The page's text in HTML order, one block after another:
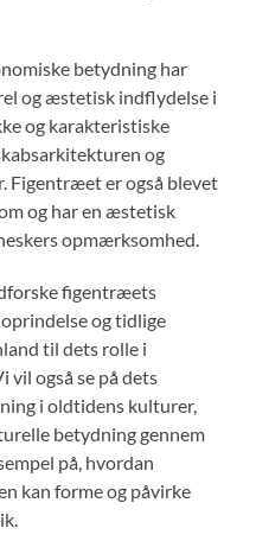
betydning har
og æstetisk indflydelse i
og karakteristiske
og
Figentræet er også blevet
og har en æstetisk
opmærksomhed.
figentræets
og tidlige
til dets rolle i
vil også se på dets
i oldtidens kulturer,
betydning gennem
på, hvordan
kan forme og påvirke